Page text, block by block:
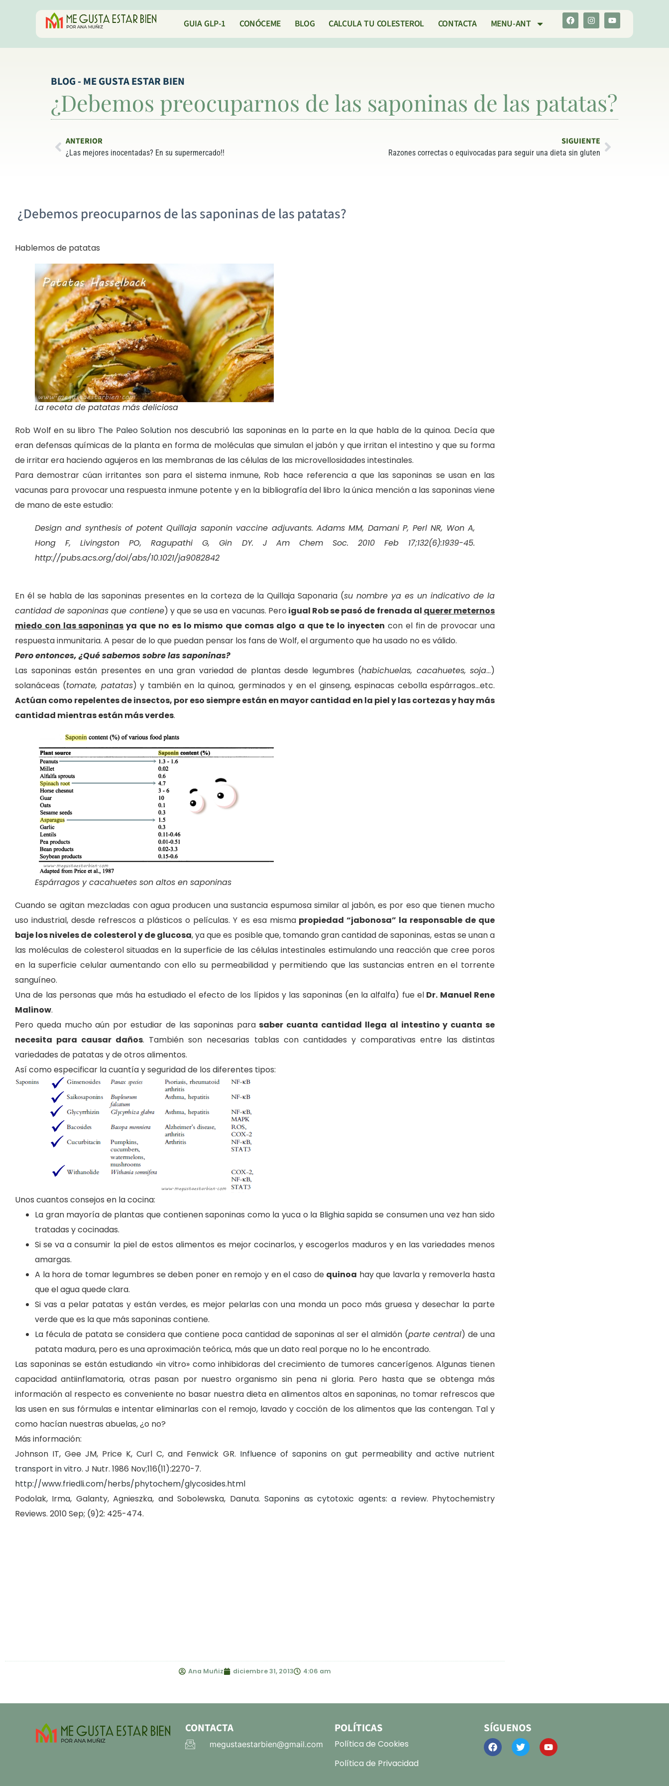
GUIA GLP-1 CONÓCEME BLOG CALCULA TU COLESTEROL CONTACTA MENU-ANT
BLOG - ME GUSTA ESTAR BIEN
¿Debemos preocuparnos de las saponinas de las patatas?
ANTERIOR
¿Las mejores inocentadas? En su supermercado!!
SIGUIENTE
Razones correctas o equivocadas para seguir una dieta sin gluten
¿Debemos preocuparnos de las saponinas de las patatas?
Hablemos de patatas
La receta de patatas más deliciosa
Rob Wolf en su libro The Paleo Solution nos descubrió las saponinas en la parte en la que habla de la quinoa. Decía que
eran defensas químicas de la planta en forma de moléculas que simulan el jabón y que irritan el intestino y que su forma
de irritar era haciendo agujeros en las membranas de las células de las microvellosidades intestinales.
Para demostrar cúan irritantes son para el sistema inmune, Rob hace referencia a que las saponinas se usan en las
vacunas para provocar una respuesta inmune potente y en la bibliografía del libro la única mención a las saponinas viene
de mano de este estudio:
Design and synthesis of potent Quillaja saponin vaccine adjuvants. Adams MM, Damani P, Perl NR, Won A,
Hong F, Livingston PO, Ragupathi G, Gin DY. J Am Chem Soc. 2010 Feb 17;132(6):1939-45.
http://pubs.acs.org/doi/abs/10.1021/ja9082842
En él se habla de las saponinas presentes en la corteza de la Quillaja Saponaria (su nombre ya es un indicativo de la
cantidad de saponinas que contiene) y que se usa en vacunas. Pero igual Rob se pasó de frenada al querer meternos
miedo con las saponinas ya que no es lo mismo que comas algo a que te lo inyecten con el fin de provocar una
respuesta inmunitaria. A pesar de lo que puedan pensar los fans de Wolf, el argumento que ha usado no es válido.
Pero entonces, ¿Qué sabemos sobre las saponinas?
Las saponinas están presentes en una gran variedad de plantas desde legumbres (habichuelas, cacahuetes, soja…)
solanáceas (tomate, patatas) y también en la quinoa, germinados y en el ginseng, espinacas cebolla espárragos…etc.
Actúan como repelentes de insectos, por eso siempre están en mayor cantidad en la piel y las cortezas y hay más
cantidad mientras están más verdes.
Espárragos y cacahuetes son altos en saponinas
Cuando se agitan mezcladas con agua producen una sustancia espumosa similar al jabón, es por eso que tienen mucho
uso industrial, desde refrescos a plásticos o películas. Y es esa mismapropiedad “jabonosa” la responsable de que
baje los niveles de colesterol y de glucosa, ya que es posible que, tomando gran cantidad de saponinas, estas se unan a
las moléculas de colesterol situadas en la superficie de las células intestinales estimulando una reacción que cree poros
en la superficie celular aumentando con ello su permeabilidad y permitiendo que las sustancias entren en el torrente
sanguíneo.
Una de las personas que más ha estudiado el efecto de los lípidos y las saponinas (en la alfalfa) fue el Dr. Manuel Rene
Malinow.
Pero queda mucho aún por estudiar de las saponinas parasaber cuanta cantidad llega al intestino y cuanta se
necesita para causar daños. También son necesarias tablas con cantidades y comparativas entre las distintas
variedades de patatas y de otros alimentos.
Así como especificar la cuantía y seguridad de los diferentes tipos:
Unos cuantos consejos en la cocina:
La gran mayoría de plantas que contienen saponinas como la yuca o la Blighia sapida se consumen una vez han sido
tratadas y cocinadas.
Si se va a consumir la piel de estos alimentos es mejor cocinarlos, y escogerlos maduros y en las variedades menos
amargas.
A la hora de tomar legumbres se deben poner en remojo y en el caso de quinoa hay que lavarla y removerla hasta
que el agua quede clara.
Si vas a pelar patatas y están verdes, es mejor pelarlas con una monda un poco más gruesa y desechar la parte
verde que es la que más saponinas contiene.
La fécula de patata se considera que contiene poca cantidad de saponinas al ser el almidón (parte central) de una
patata madura, pero es una aproximación teórica, más que un dato real porque no lo he encontrado.
Las saponinas se están estudiando «in vitro» como inhibidoras del crecimiento de tumores cancerígenos. Algunas tienen
capacidad antiinflamatoria, otras pasan por nuestro organismo sin pena ni gloria. Pero hasta que se obtenga más
información al respecto es conveniente no basar nuestra dieta en alimentos altos en saponinas, no tomar refrescos que
las usen en sus fórmulas e intentar eliminarlas con el remojo, lavado y cocción de los alimentos que las contengan. Tal y
como hacían nuestras abuelas, ¿o no?
Más información:
Johnson IT, Gee JM, Price K, Curl C, and Fenwick GR. Influence of saponins on gut permeability and active nutrient
transport in vitro. J Nutr. 1986 Nov;116(11):2270-7.
http://www.friedli.com/herbs/phytochem/glycosides.html
Podolak, Irma, Galanty, Agnieszka, and Sobolewska, Danuta.Saponins as cytotoxic agents: a review. Phytochemistry
Reviews. 2010 Sep; (9)2: 425-474.
Ana Muñiz diciembre 31, 2013 4:06 am
CONTACTA
megustaestarbien@gmail.com
POLÍTICAS
Política de Cookies
Política de Privacidad
SÍGUENOS